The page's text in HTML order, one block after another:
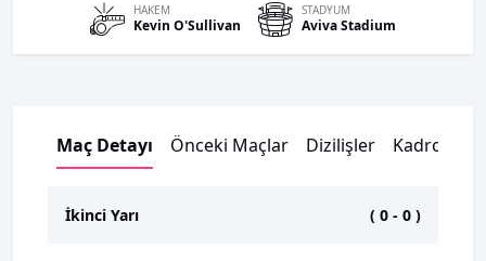
HAKEM
Kevin O'Sullivan
STADYUM
Aviva Stadium
Maç Detayı Önceki Maçlar Dizilişler Kadrolar
İkinci Yarı ( 0 - 0 )